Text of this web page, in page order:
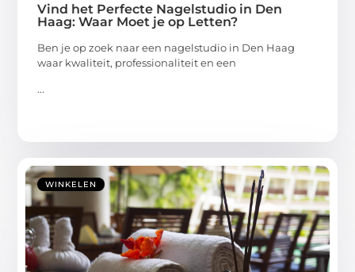
Vind het Perfecte Nagelstudio in Den
Haag: Waar Moet je op Letten?
Ben je op zoek naar een nagelstudio in Den Haag
waar kwaliteit, professionaliteit en een
...
WINKELEN